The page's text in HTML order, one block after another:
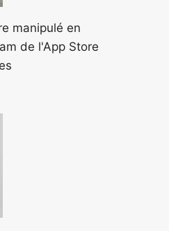
manipulé en
de l'App Store